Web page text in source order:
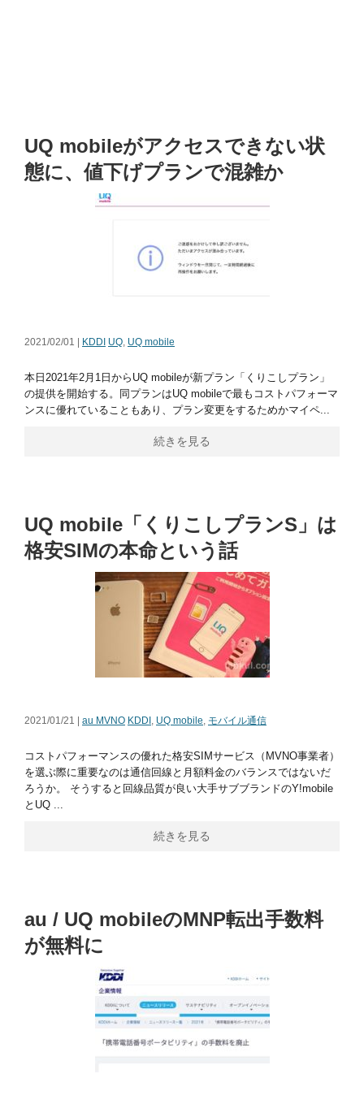
UQ mobileがアクセスできない状
態に、値下げプランで混雑か
2021/02/01 | KDDI UQ, UQ mobile
本日2021年2月1日からUQ mobileが新プラン「くりこしプラン」
の提供を開始する。同プランはUQ mobileで最もコストパフォーマ
ンスに優れていることもあり、プラン変更をするためかマイペ...
続きを見る
UQ mobile「くりこしプランS」は
格安SIMの本命という話
2021/01/21 | au MVNO KDDI , UQ mobile, モバイル通信
コストパフォーマンスの優れた格安SIMサービス（MVNO事業者）
を選ぶ際に重要なのは通信回線と月額料金のバランスではないだ
ろうか。 そうすると回線品質が良い大手サブブランドのY!mobile
とUQ ...
続きを見る
au / UQ mobileのMNP転出手数料
が無料に